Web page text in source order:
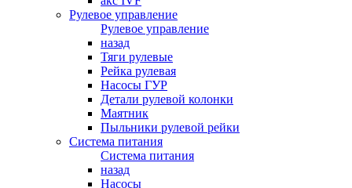
Рулевое управление
Рулевое управление
назад
Тяги рулевые
Рейка рулевая
Насосы ГУР
Детали рулевой колонки
Маятник
Пыльники рулевой рейки
Система питания
Система питания
назад
Насосы